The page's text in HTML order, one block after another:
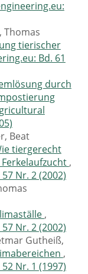
Thomas
tierischer
Bd. 61
durch
Beat
tiergerecht
,
Nr. 2 (2002)
,
Nr. 2 (2002)
Gutheiß,
,
Nr. 1 (1997)